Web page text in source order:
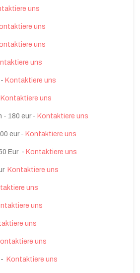
uns
uns
uns
uns
Kontaktiere uns
Kontaktiere uns
- 180 eur - Kontaktiere uns
eur - Kontaktiere uns
Eur - Kontaktiere uns
Kontaktiere uns
uns
uns
uns
uns
Kontaktiere uns